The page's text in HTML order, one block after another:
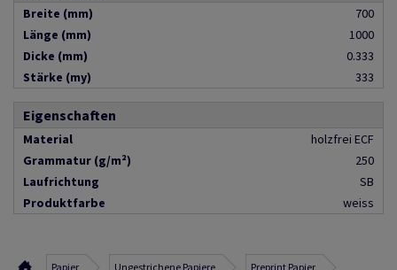
Breite (mm)
700
Länge (mm)
1000
Dicke (mm)
0.333
Stärke (my)
333
Eigenschaften
Material
holzfrei ECF
Grammatur (g/m²)
250
Laufrichtung
SB
Produktfarbe
weiss
Papier Ungestrichene Papiere Preprint Papier